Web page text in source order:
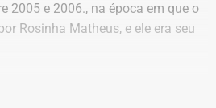
2005 e 2006., na época em que o
Rosinha Matheus, e ele era seu
se definitiva.